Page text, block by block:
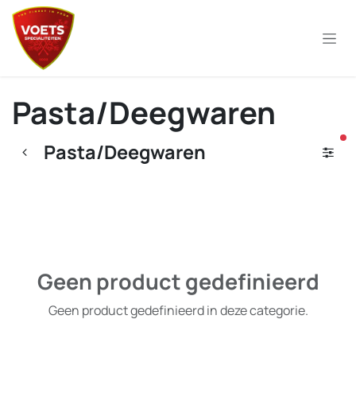
Overslaan naar inhoud
Pasta/Deegwaren
Pasta/Deegwaren
Geen product gedefinieerd
Geen product gedefinieerd in deze categorie.